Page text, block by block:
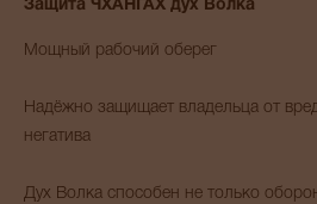
Защита ЧХАНГАХ дух Волка
Мощный рабочий оберег
Надёжно защищает владельца от
негатива
Дух Волка способен не только